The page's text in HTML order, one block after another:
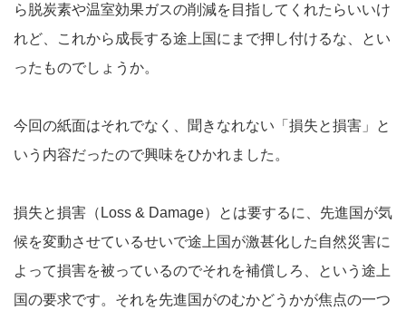
ら脱炭素や温室効果ガスの削減を目指してくれたらいいけ
れど、これから成長する途上国にまで押し付けるな、とい
ったものでしょうか。
今回の紙面はそれでなく、聞きなれない「損失と損害」と
いう内容だったので興味をひかれました。
損失と損害（Loss & Damage）とは要するに、先進国が気
候を変動させているせいで途上国が激甚化した自然災害に
よって損害を被っているのでそれを補償しろ、という途上
国の要求です。それを先進国がのむかどうかが焦点の一つ